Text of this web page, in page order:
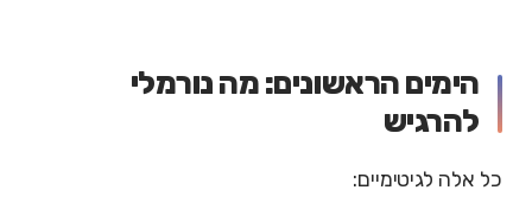
הימים הראשונים: מה נורמלי
להרגיש
כל אלה לגיטימיים: